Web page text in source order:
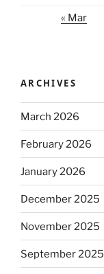
« Mar
ARCHIVES
March 2026
February 2026
January 2026
December 2025
November 2025
September 2025